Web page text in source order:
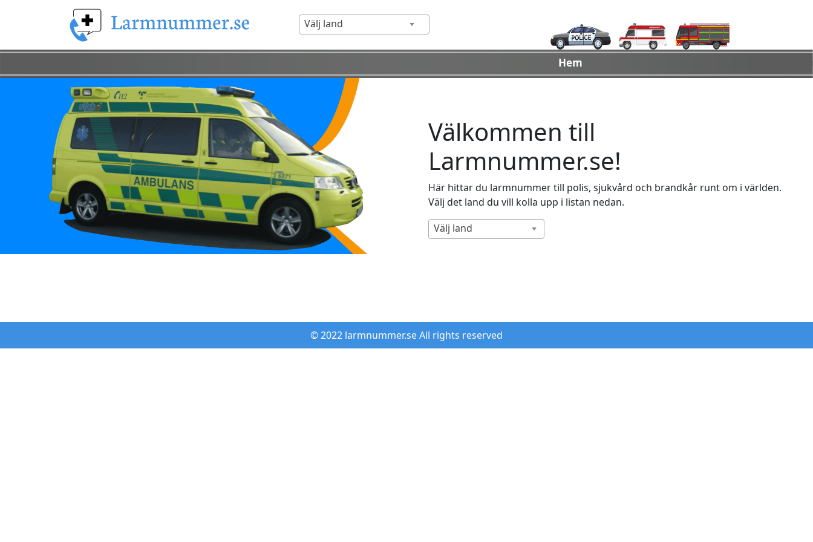
Välj land
Hem
Välkommen till
Larmnummer.se!
Här hittar du larmnummer till polis, sjukvård och brandkår runt om i världen.
Välj det land du vill kolla upp i listan nedan.
Välj land
© 2022 larmnummer.se All rights reserved